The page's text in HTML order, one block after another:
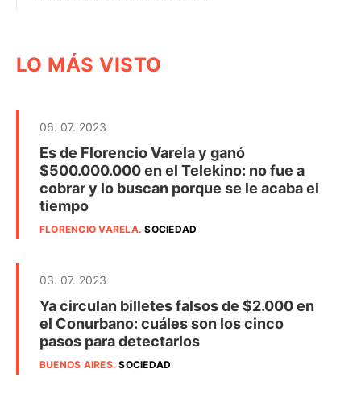
LO MÁS VISTO
06. 07. 2023
Es de Florencio Varela y ganó
$500.000.000 en el Telekino: no fue a
cobrar y lo buscan porque se le acaba el
tiempo
FLORENCIO VARELA.SOCIEDAD
03. 07. 2023
Ya circulan billetes falsos de $2.000 en
el Conurbano: cuáles son los cinco
pasos para detectarlos
BUENOS AIRES.SOCIEDAD